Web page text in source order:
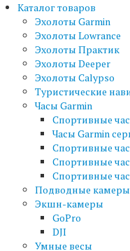
Каталог товаров
Эхолоты Garmin
Эхолоты Lowrance
Эхолоты Практик
Эхолоты Deeper
Эхолоты Calypso
Туристические
Часы Garmin
Спортивные
Часы Garmin
Спортивные
Спортивные
Спортивные
Подводные камеры
Экшн-камеры
GoPro
DJI
Умные весы